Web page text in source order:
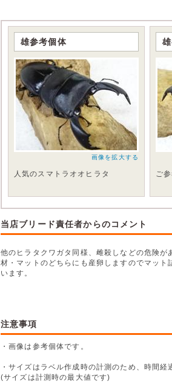
雄参考個体
画像を拡大する
人気のスマトラオオヒラタ ご
当店ブリード責任者からのコメント
他のヒラタクワガタ同様、雌殺しなどの危険が
材・マットのどちらにも産卵しますのでマッ
います。
注意事項
・画像は参考個体です。
・サイズはラベル作成時の計測のため、時間
(サイズは計測時の最大値です)